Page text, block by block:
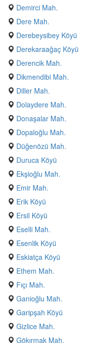
Demirci Mah.
Dere Mah.
Derebeysibey Köyü
Derekaraağaç Köyü
Derencik Mah.
Dikmendibi Mah.
Diller Mah.
Dolaydere Mah.
Donaşalar Mah.
Dopaloğlu Mah.
Düğenözü Mah.
Duruca Köyü
Ekşioğlu Mah.
Emir Mah.
Erik Köyü
Ersil Köyü
Eselli Mah.
Esenlik Köyü
Eskiatça Köyü
Ethem Mah.
Fıçı Mah.
Ganioğlu Mah.
Garipşah Köyü
Gizlice Mah.
Gökırmak Mah.